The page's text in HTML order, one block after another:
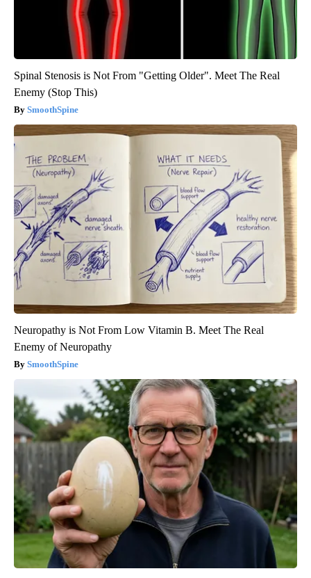
Spinal Stenosis is Not From "Getting Older". Meet The Real
Enemy (Stop This)
SmoothSpine
Neuropathy is Not From Low Vitamin B. Meet The Real
Enemy of Neuropathy
SmoothSpine